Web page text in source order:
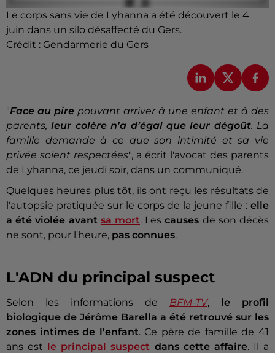
Le corps sans vie de Lyhanna a été découvert le 4
juin dans un silo désaffecté du Gers.
Crédit : Gendarmerie du Gers
"Face au pire pouvant arriver à une enfant et à des
parents,leur colère n’a d’égal que leur dégoût. La
famille demande à ce que son intimité et sa vie
privée soient respectées", a écrit l'avocat des parents
de Lyhanna, ce jeudi soir, dans un communiqué.
Quelques heures plus tôt, ils ont reçu les résultats de
l'autopsie pratiquée sur le corps de la jeune fille : elle
a été violée avant sa mort. Lescauses de son décès
ne sont, pour l'heure, pas connues.
L'ADN du principal suspect
Selon les informations de BFM-TV, le profil
biologique de Jérôme Barella a été retrouvé sur les
zones intimes de l'enfant. Ce père de famille de 41
ans est
le principal suspect dans cette affaire. Il a